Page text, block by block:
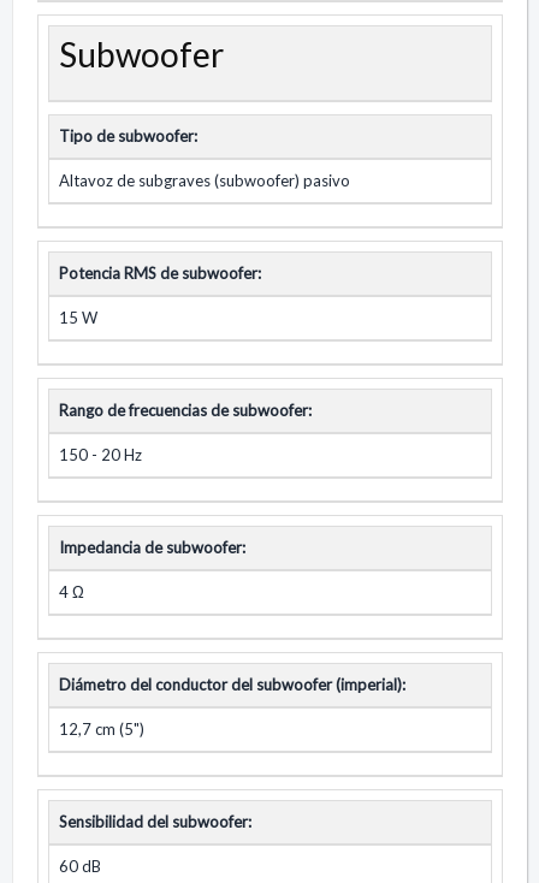
Subwoofer
Tipo de subwoofer:
Altavoz de subgraves (subwoofer) pasivo
Potencia RMS de subwoofer:
15 W
Rango de frecuencias de subwoofer:
150 - 20 Hz
Impedancia de subwoofer:
4 Ω
Diámetro del conductor del subwoofer (imperial):
12,7 cm (5")
Sensibilidad del subwoofer:
60 dB